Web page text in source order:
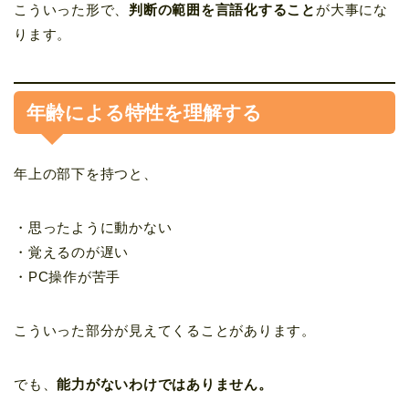
こういった形で、 判断の範囲を言語化すること が大事にな
ります。
年齢による特性を理解する
年上の部下を持つと、
・思ったように動かない
・覚えるのが遅い
・PC操作が苦手
こういった部分が見えてくることがあります。
でも、能力がないわけではありません。